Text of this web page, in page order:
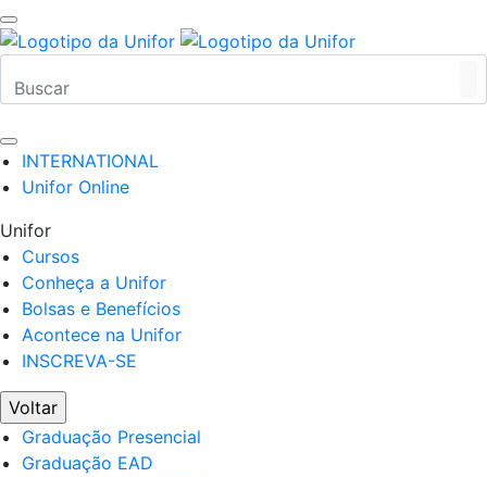
INTERNATIONAL
Unifor Online
Unifor
Cursos
Conheça a Unifor
Bolsas e Benefícios
Acontece na Unifor
INSCREVA-SE
Voltar
Graduação Presencial
Graduação EAD